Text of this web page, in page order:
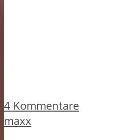
4 Kommentare
maxx